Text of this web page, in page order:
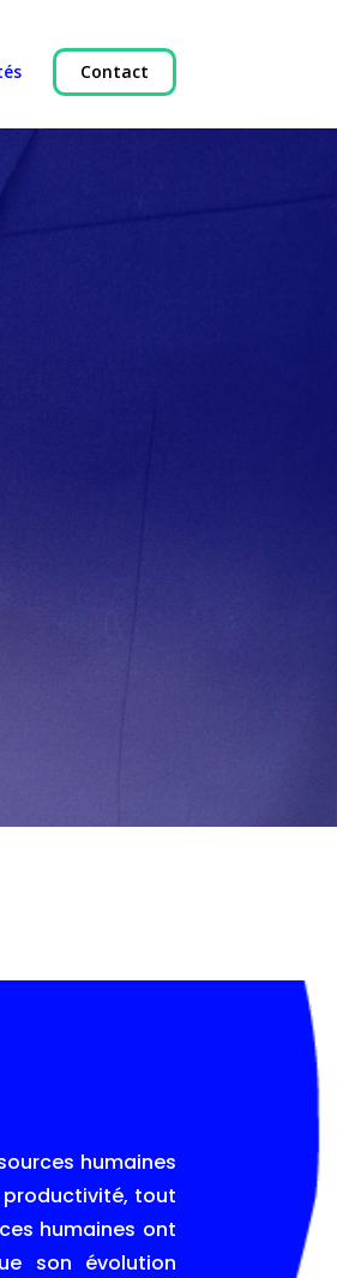
Contact
humaines
productivité, tout
humaines ont
son évolution